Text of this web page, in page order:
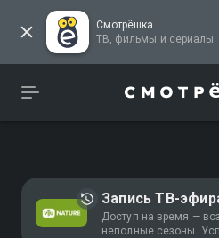
Смотрёшка
ТВ, фильмы и сериалы
Запись ТВ-
Доступ на время —
неполные сезоны.